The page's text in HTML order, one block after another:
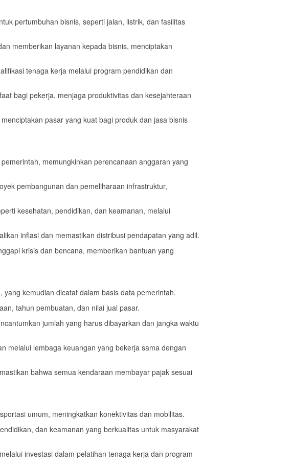
pertumbuhan bisnis, seperti jalan, listrik, dan fasilitas
memberikan layanan kepada bisnis, menciptakan
tenaga kerja melalui program pendidikan dan
bagi pekerja, menjaga produktivitas dan kesejahteraan
pasar yang kuat bagi produk dan jasa bisnis
memungkinkan perencanaan anggaran yang
pembangunan dan pemeliharaan infrastruktur,
kesehatan, pendidikan, dan keamanan, melalui
inflasi dan memastikan distribusi pendapatan yang adil.
krisis dan bencana, memberikan bantuan yang
kemudian dicatat dalam basis data pemerintah.
tahun pembuatan, dan nilai jual pasar.
jumlah yang harus dibayarkan dan jangka waktu
melalui lembaga keuangan yang bekerja sama dengan
bahwa semua kendaraan membayar pajak sesuai
umum, meningkatkan konektivitas dan mobilitas.
dan keamanan yang berkualitas untuk masyarakat
investasi dalam pelatihan tenaga kerja dan program